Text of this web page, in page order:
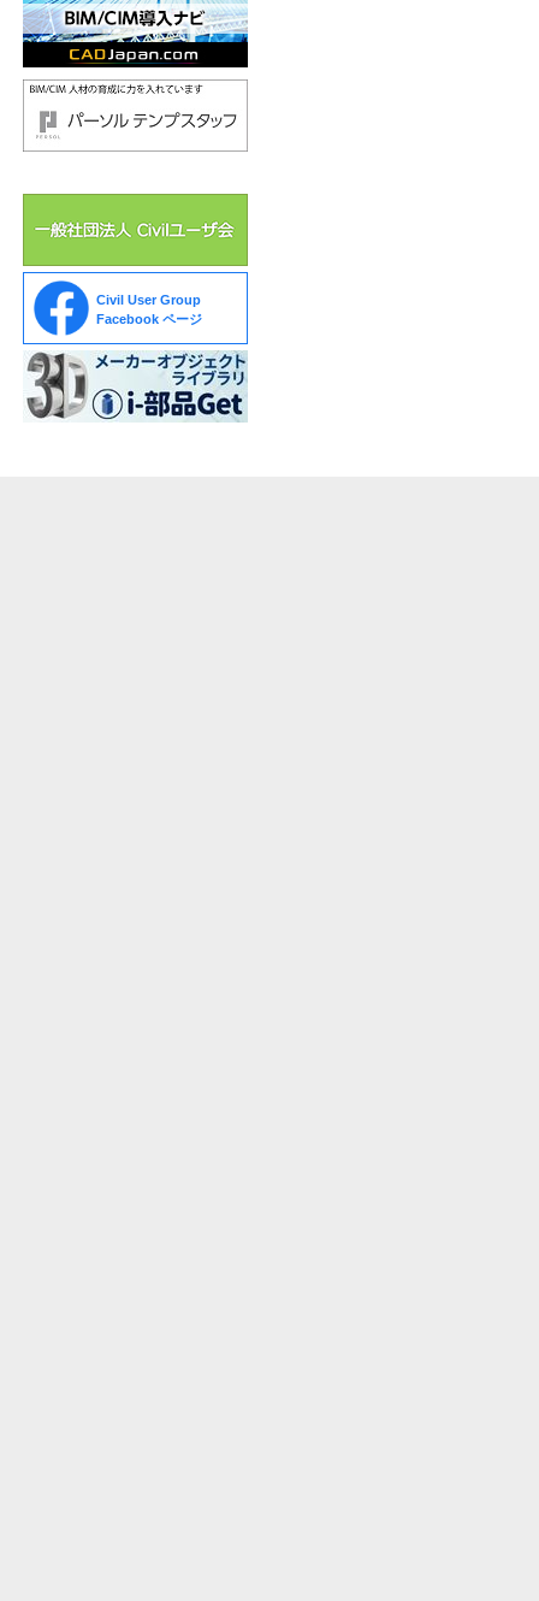
Civil User Group
Facebook ページ